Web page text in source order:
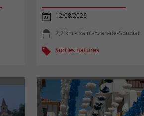
12/08/2026
2,2 km - Saint-Yzan-de-Soudiac
Sorties natures